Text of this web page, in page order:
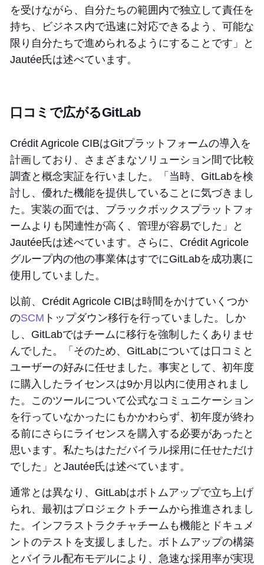
を受けながら、自分たちの範囲内で独立して責任を
持ち、ビジネス内で迅速に対応できるよう、可能な
限り自分たちで進められるようにすることです」と
Jautée氏は述べています。
口コミで広がるGitLab
Crédit Agricole CIBはGitプラットフォームの導入を
計画しており、さまざまなソリューション間で比較
調査と概念実証を行いました。「当時、GitLabを検
討し、優れた機能を提供していることに気づきまし
た。実装の面では、ブラックボックスプラットフォ
ームよりも関連性が高く、管理が容易でした」と
Jautée氏は述べています。さらに、Crédit Agricole
グループ内の他の事業体はすでにGitLabを成功裏に
使用していました。
以前、Crédit Agricole CIBは時間をかけていくつか
のSCM トップダウン移行を行っていました。しか
し、GitLabではチームに移行を強制したくありませ
んでした。「そのため、GitLabについては口コミと
ユーザーの好みに任せました。事実として、初年度
に購入したライセンスは9か月以内に使用されまし
た。このツールについて公式なコミュニケーション
を行っていなかったにもかかわらず、初年度が終わ
る前にさらにライセンスを購入する必要があったと
思います。私たちはただバイラル採用に任せただけ
でした」とJautée氏は述べています。
通常とは異なり、GitLabはボトムアップで立ち上げ
られ、最初はプロジェクトチームから推進されまし
た。インフラストラクチャチームも機能とドキュメ
ントのテストを支援しました。ボトムアップの構築
とバイラル配布モデルにより、急速な採用率が実現